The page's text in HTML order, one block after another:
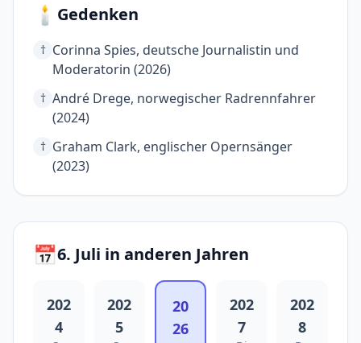
🕯️ Gedenken
† Corinna Spies, deutsche Journalistin und
Moderatorin (2026)
† André Drege, norwegischer Radrennfahrer
(2024)
† Graham Clark, englischer Opernsänger
(2023)
📅6. Juli in anderen Jahren
202
4
202
5
20
26
202
7
202
8